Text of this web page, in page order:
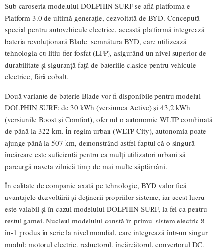
Sub caroseria modelului DOLPHIN SURF se află platforma e-
Platform 3.0 de ultimă generație, dezvoltată de BYD. Concepută
special pentru autovehicule electrice, această platformă integrează
bateria revoluționară Blade, semnătura BYD, care utilizează
tehnologia cu litiu-fier-fosfat (LFP), asigurând un nivel superior de
durabilitate și siguranță față de bateriile clasice pentru vehicule
electrice, fără cobalt.
Două variante de baterie Blade vor fi disponibile pentru modelul
DOLPHIN SURF: de 30 kWh (versiunea Active) și 43,2 kWh
(versiunile Boost și Comfort), oferind o autonomie WLTP combinată
de până la 322 km. În regim urban (WLTP City), autonomia poate
ajunge până la 507 km, demonstrând astfel faptul că o singură
încărcare este suficientă pentru ca mulți utilizatori urbani să
parcurgă naveta zilnică timp de mai multe săptămâni.
În calitate de companie axată pe tehnologie, BYD valorifică
avantajele dezvoltării și deținerii propriilor sisteme, iar acest lucru
este valabil și în cazul modelului DOLPHIN SURF, la fel ca pentru
restul gamei. Nucleul modelului constă în primul sistem electric 8-
în-1 produs în serie la nivel mondial, care integrează într-un singur
modul: motorul electric, reductorul, încărcătorul, convertorul DC,